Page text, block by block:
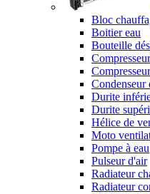
Bloc
Boitier eau
Bouteille
Condenseur
Durite
Durite
Hélice de
Moto
Pompe à eau
Pulseur d'air
Radiateur
Radiateur